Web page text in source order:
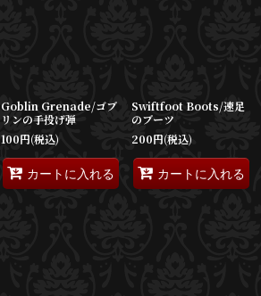
Goblin Grenade/ゴブ
リンの手投げ弾
100円(税込)
カートに入れる
Swiftfoot Boots/速足
のブーツ
200円(税込)
カートに入れる